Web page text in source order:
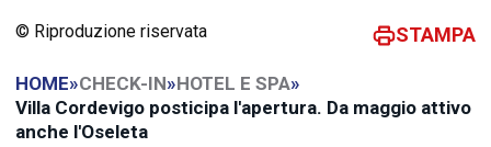
© Riproduzione riservata STAMPA
HOME»CHECK-IN»HOTEL E SPA»
Villa Cordevigo posticipa l'apertura. Da maggio attivo
anche l'Oseleta